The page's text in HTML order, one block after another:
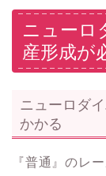
ニューロ
産形成が
ニューロダ
かかる
『普通』のレ